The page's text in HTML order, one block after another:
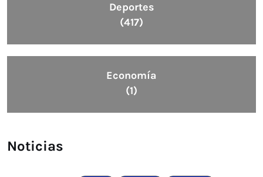
Deportes
(417)
Economía
(1)
Noticias